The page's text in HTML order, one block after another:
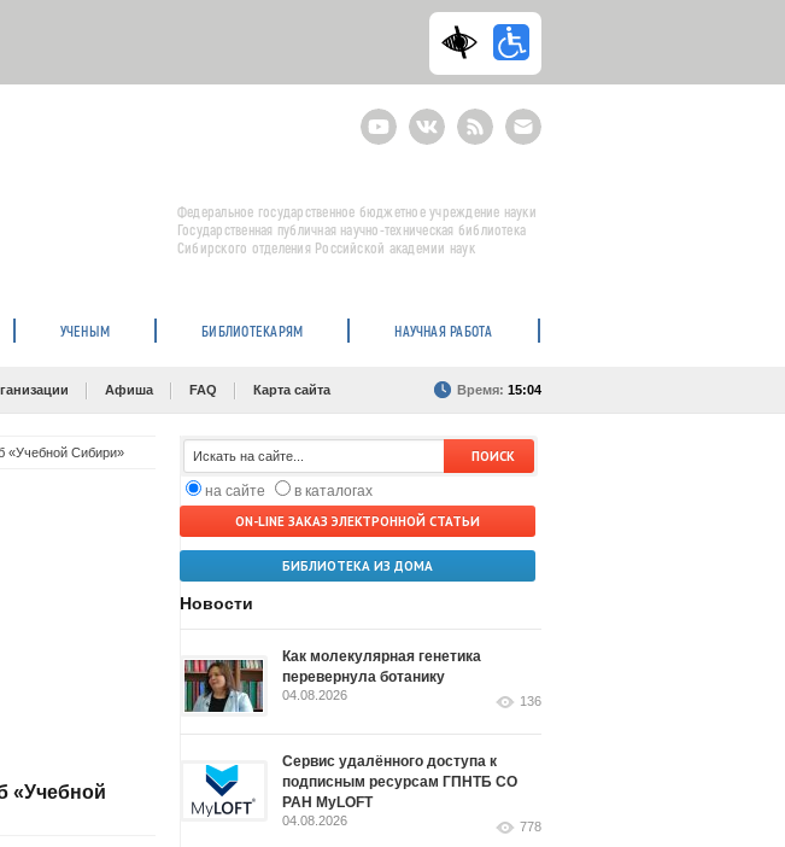
YoutubeВКонтактеRSS
E-
mail
подписка
Федеральное государственное бюджетное учреждение науки
Государственная публичная научно-техническая библиотека
Сибирского отделения Российской академии наук
УЧЕНЫМ БИБЛИОТЕКАРЯМ НАУЧНАЯ РАБОТА
Афиша FAQ Карта сайта Время: 15:04
«Учебной Сибири»
«Учебной
на сайте
в каталогах
ON-LINE ЗАКАЗ ЭЛЕКТРОННОЙ СТАТЬИ
БИБЛИОТЕКА ИЗ ДОМА
Новости
Как молекулярная генетика
перевернула ботанику
04.08.2026 136
Сервис удалённого доступа к
подписным ресурсам ГПНТБ СО
РАН MyLOFT
04.08.2026 778